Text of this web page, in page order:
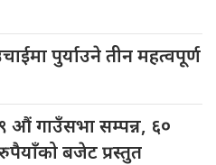
पुर्याउने तीन महत्वपूर्ण
औं गाउँसभा सम्पन्न, ६०
बजेट प्रस्तुत